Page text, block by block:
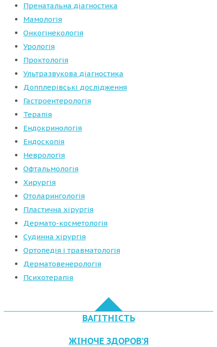
Пренатальна діагностика
Мамологія
Онкогінекологія
Урологія
Проктологія
Ультразвукова діагностика
Допплерівські дослідження
Гастроентерологія
Терапія
Ендокринологія
Ендоскопія
Неврологія
Офтальмологія
Хирургія
Отоларингологія
Пластична хірургія
Дермато-косметологія
Судинна хірургія
Ортопедія і травматологія
Дерматовенерологія
Психотерапія
ВАГІТНІСТЬ
ЖІНОЧЕ ЗДОРОВ’Я